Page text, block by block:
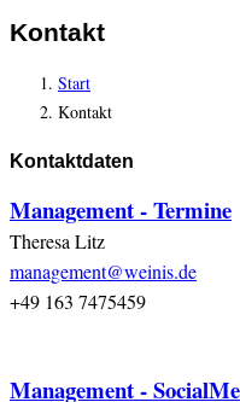
Kontakt
Start
Kontakt
Kontaktdaten
Management - Termine
Theresa Litz
management@weinis.de
+49 163 7475459
Management -